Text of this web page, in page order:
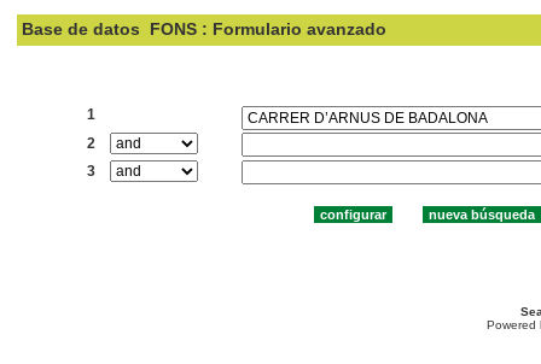
Base de datos FONS : Formulario avanzado
1
2
3
Powered